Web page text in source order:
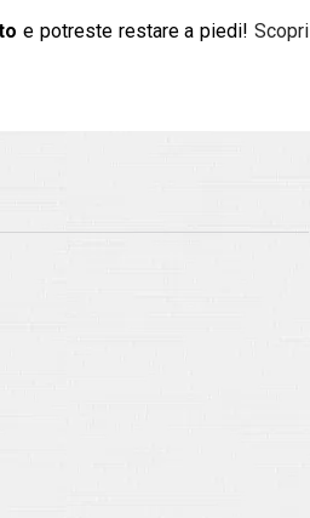
e potreste restare a piedi!Scopri